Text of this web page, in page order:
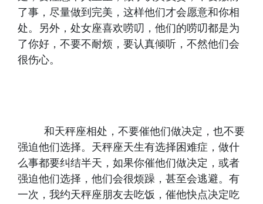
了事，尽量做到完美，这样他们才会愿意和你相
处。另外，处女座喜欢唠叨，他们的唠叨都是为
了你好，不要不耐烦，要认真倾听，不然他们会
很伤心。
和天秤座相处，不要催他们做决定，也不要
强迫他们选择。天秤座天生有选择困难症，做什
么事都要纠结半天，如果你催他们做决定，或者
强迫他们选择，他们会很烦躁，甚至会逃避。有
一次，我约天秤座朋友去吃饭，催他快点决定吃